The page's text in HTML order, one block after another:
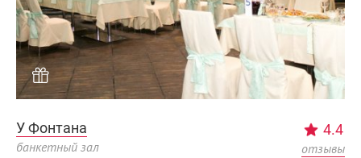
Menunsk.ru
У Фонтана
банкетный зал
4.4
отзывы